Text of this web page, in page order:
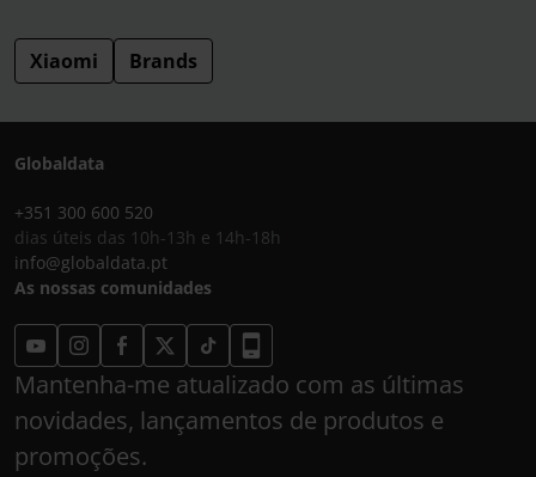
Xiaomi Brands
Globaldata
+351 300 600 520
dias úteis das 10h-13h e 14h-18h
info@globaldata.pt
As nossas comunidades
Mantenha-me atualizado com as últimas
novidades, lançamentos de produtos e
promoções.